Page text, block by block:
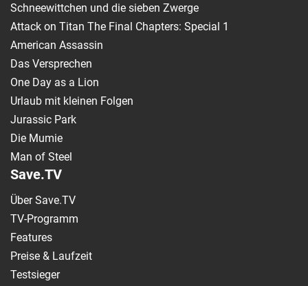
Schneewittchen und die sieben Zwerge
Attack on Titan The Final Chapters: Special 1
American Assassin
Das Versprechen
One Day as a Lion
Urlaub mit kleinen Folgen
Jurassic Park
Die Mumie
Man of Steel
Save.TV
Über Save.TV
TV-Programm
Features
Preise & Laufzeit
Testsieger